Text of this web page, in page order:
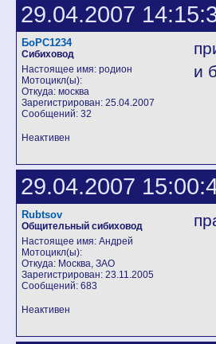
29.04.2007
БоРС1234
Сибиховод
Настоящее имя: родион
Мотоцикл(ы):
Откуда: москва
Зарегистрирован: 25.04.2007
Сообщений: 32
и
Неактивен
29.04.2007
Rubtsov
Общительный сибиховод
Настоящее имя: Андрей
Мотоцикл(ы):
Откуда: Москва, ЗАО
Зарегистрирован: 23.11.2005
Сообщений: 683
Неактивен